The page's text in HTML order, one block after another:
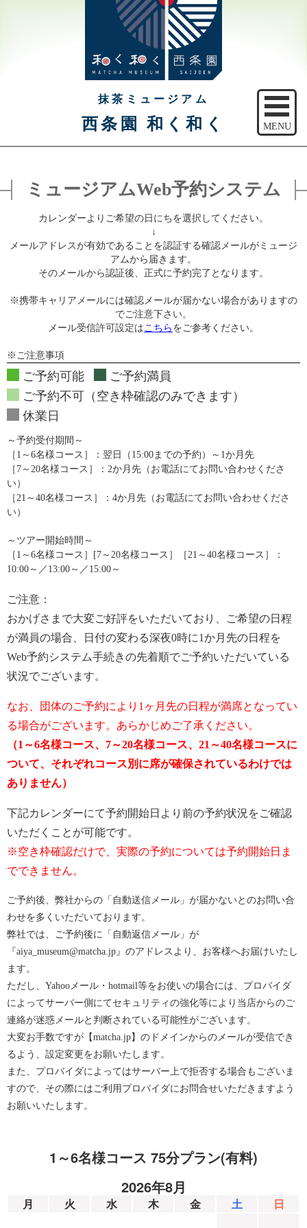
抹茶ミュージアム
西条園 和く和く MENU
ご予約
アクセス
注意事項
ミュージアムWeb予約システム
カレンダーよりご希望の日にちを選択してください。
↓
メールアドレスが有効であることを認証する確認メールがミュージ
アムから届きます。
そのメールから認証後、正式に予約完了となります。
※携帯キャリアメールには確認メールが届かない場合がありますの
でご注意下さい。
メール受信許可設定はこちら をご参考ください。
※ご注意事項
ご予約可能
ご予約満員
ご予約不可（空き枠確認のみできます）
休業日
～予約受付期間～
［1～6名様コース］：翌日（15:00までの予約）～1か月先
［7～20名様コース］：2か月先（お電話にてお問い合わせくださ
い）
［21～40名様コース］：4か月先（お電話にてお問い合わせくださ
い）
～ツアー開始時間～
［1～6名様コース］[7～20名様コース］［21～40名様コース］：
10:00～／13:00～／15:00～
ご注意：
おかげさまで大変ご好評をいただいており、ご希望の日程
が満員の場合、日付の変わる深夜0時に1か月先の日程を
Web予約システム手続きの先着順でご予約いただいている
状況でございます。
なお、団体のご予約により1ヶ月先の日程が満席となってい
る場合がございます。あらかじめご了承ください。
（1～6名様コース、7～20名様コース、21～40名様コースに
ついて、それぞれコース別に席が確保されているわけでは
ありません）
下記カレンダーにて予約開始日より前の予約状況をご確認
いただくことが可能です。
※空き枠確認だけで、実際の予約については予約開始日ま
でできません。
ご予約後、弊社からの「自動送信メール」が届かないとのお問い合
わせを多くいただいております。
弊社では、ご予約後に「自動返信メール」が
『aiya_museum@matcha.jp』のアドレスより、お客様へお届けいたし
ます。
ただし、Yahooメール・hotmail等をお使いの場合には、プロバイダ
によってサーバー側にてセキュリティの強化等により当店からのご
連絡が迷惑メールと判断されている可能性がございます。
大変お手数ですが【matcha.jp】のドメインからのメールが受信でき
るよう、設定変更をお願いたします。
また、プロバイダによってはサーバー上で拒否する場合もございま
すので、その際にはご利用プロバイダにお問合せいただきますよう
お願いいたします。
1～6名様コース 75分プラン(有料)
2026年8月
月 火 水 木 金 土 日